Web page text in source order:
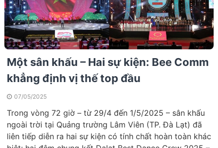
Một sân khấu – Hai sự kiện: Bee Comm
khẳng định vị thế top đầu
07/05/2025
Trong vòng 72 giờ – từ 29/4 đến 1/5/2025 – sân khấu
ngoài trời tại Quảng trường Lâm Viên (TP. Đà Lạt) đã
liên tiếp diễn ra hai sự kiện có tính chất hoàn toàn khác